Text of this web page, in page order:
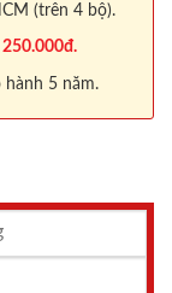
(trên 4 bộ).
250.000đ.
hành 5 năm.